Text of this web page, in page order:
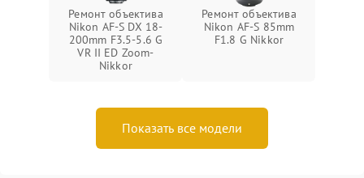
Ремонт объектива
Nikon AF-S DX 18-
200mm F3.5-5.6 G
VR II ED Zoom-
Nikkor
Ремонт объектива
Nikon AF-S 85mm
F1.8 G Nikkor
Показать все модели